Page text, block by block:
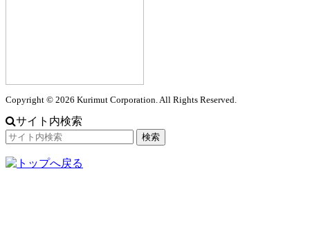
Copyright © 2026 Kurimut Corporation. All Rights Reserved.
サイト内検索